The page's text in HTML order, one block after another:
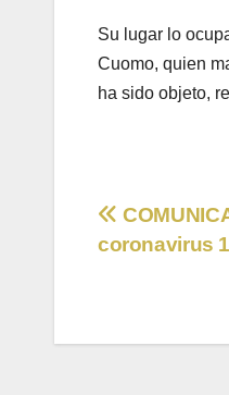
Su lugar lo
Cuomo, quien
ha sido objeto,
coronavirus